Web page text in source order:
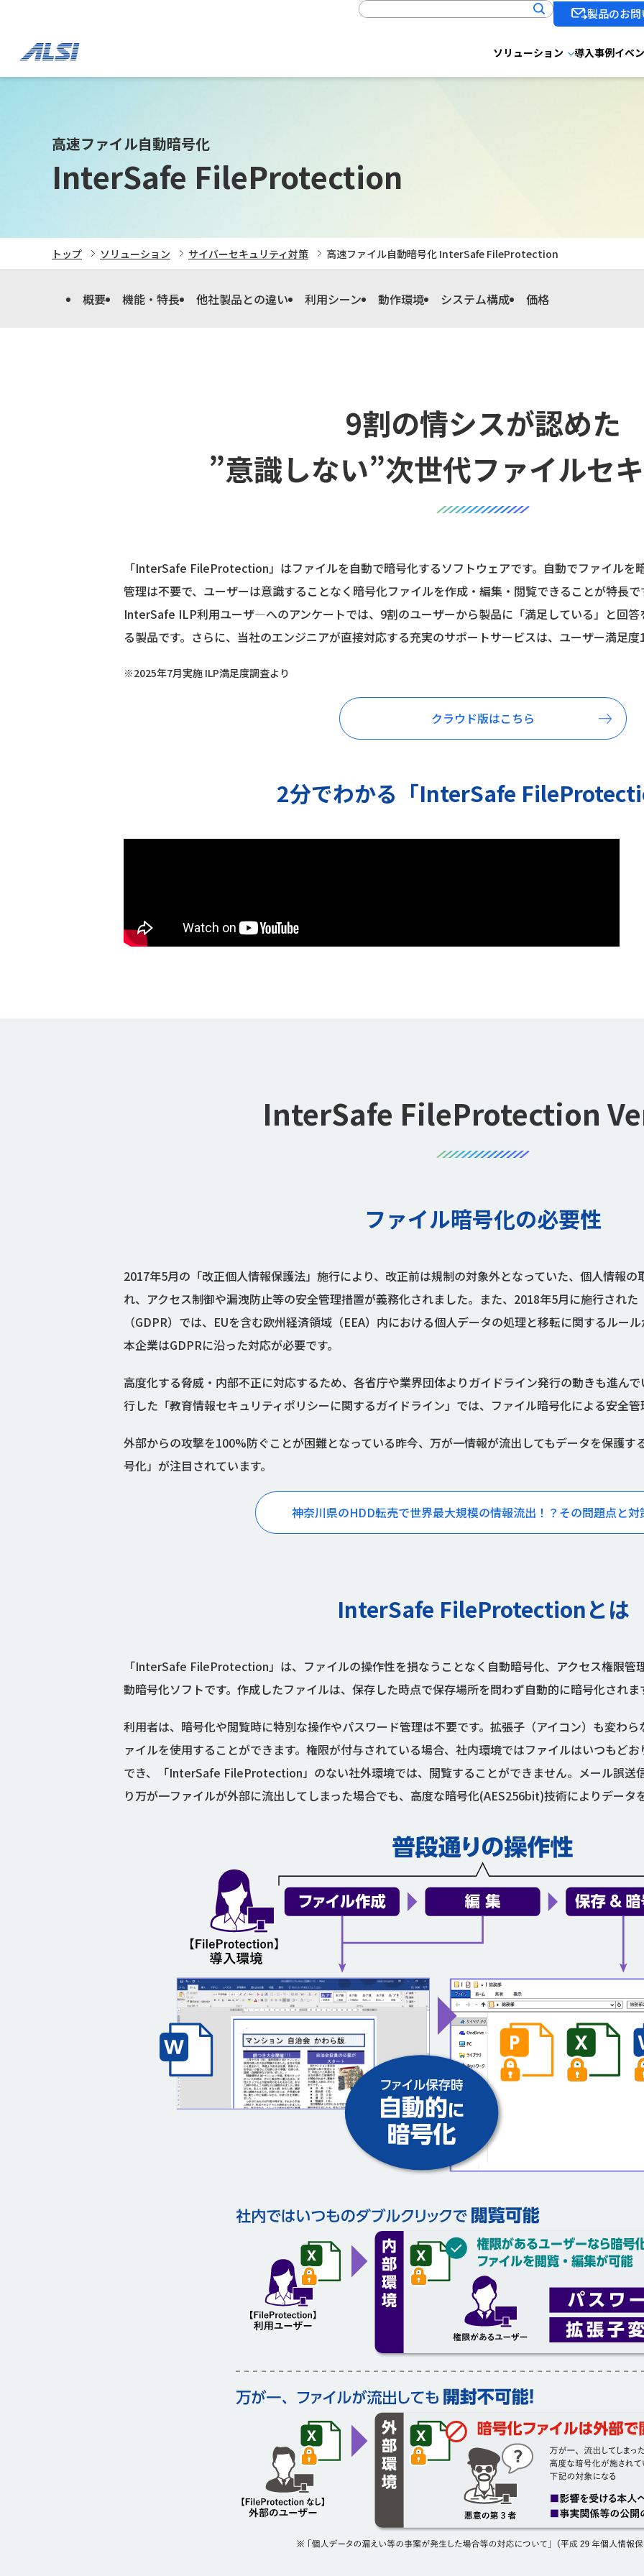
製品のお
ソリューション 導入事例イベ
高速ファイル自動暗号化
InterSafe FileProtection
トップ ソリューション サイバーセキュリティ対策 高速ファイル自動暗号化 InterSafe FileProtection
概要 機能・特長 他社製品との違い 利用シーン 動作環境 システム構成 価格
9割の情シスが認めた
”意識しない”次世代ファイルセ
「InterSafe FileProtection」はファイルを自動で暗号化するソフトウェアです。自動でファイルを
管理は不要で、ユーザーは意識することなく暗号化ファイルを作成・編集・閲覧できることが特長で
InterSafe ILP利用ユーザ―へのアンケートでは、9割のユーザーから製品に「満足している」と回
る製品です。さらに、当社のエンジニアが直接対応する充実のサポートサービスは、ユーザー満足
※2025年7月実施 ILP満足度調査より
クラウド版はこちら
2分でわかる「InterSafe
InterSafe FileProtection
ファイル暗号化の必要性
2017年5月の「改正個人情報保護法」施行により、改正前は規制の対象外となっていた、個人情報
れ、アクセス制御や漏洩防止等の安全管理措置が義務化されました。また、2018年5月に施行され
（GDPR）では、EUを含む欧州経済領域（EEA）内における個人データの処理と移転に関するルー
本企業はGDPRに沿った対応が必要です。
高度化する脅威・内部不正に対応するため、各省庁や業界団体よりガイドライン発行の動きも進ん
行した「教育情報セキュリティポリシーに関するガイドライン」では、ファイル暗号化による安全
外部からの攻撃を100%防ぐことが困難となっている昨今、万が一情報が流出してもデータを保護す
号化」が注目されています。
神奈川県のHDD転売で世界最大規模の情報流出！？その問題点と対
InterSafe FileProtectionとは
「InterSafe FileProtection」は、ファイルの操作性を損なうことなく自動暗号化、アクセス権限管
動暗号化ソフトです。作成したファイルは、保存した時点で保存場所を問わず自動的に暗号化されま
利用者は、暗号化や閲覧時に特別な操作やパスワード管理は不要です。拡張子（アイコン）も変わ
ァイルを使用することができます。権限が付与されている場合、社内環境ではファイルはいつもど
でき、「InterSafe FileProtection」のない社外環境では、閲覧することができません。メール誤送
り万が一ファイルが外部に流出してしまった場合でも、高度な暗号化(AES256bit)技術によりデータ